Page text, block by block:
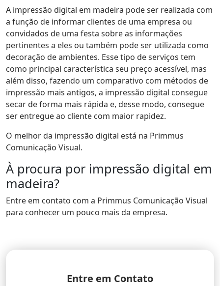
A impressão digital em madeira pode ser realizada com
a função de informar clientes de uma empresa ou
convidados de uma festa sobre as informações
pertinentes a eles ou também pode ser utilizada como
decoração de ambientes. Esse tipo de serviços tem
como principal característica seu preço acessível, mas
além disso, fazendo um comparativo com métodos de
impressão mais antigos, a impressão digital consegue
secar de forma mais rápida e, desse modo, consegue
ser entregue ao cliente com maior rapidez.
O melhor da impressão digital está na Primmus
Comunicação Visual.
À procura por impressão digital em
madeira?
Entre em contato com a Primmus Comunicação Visual
para conhecer um pouco mais da empresa.
Entre em Contato